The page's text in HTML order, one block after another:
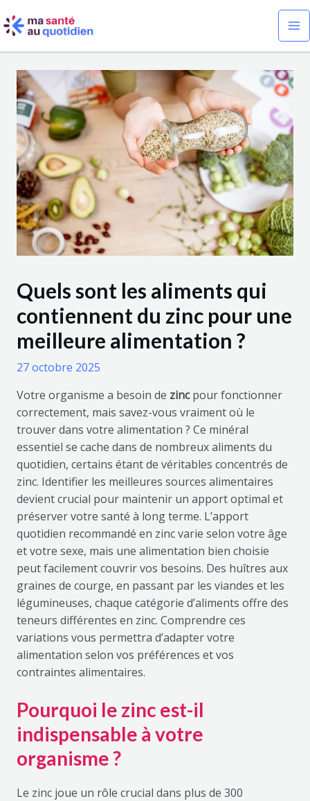
au
Quels sont les aliments qui
contiennent du zinc pour une
meilleure alimentation ?
27 octobre 2025
Votre organisme a besoin de zincpour fonctionner
correctement, mais savez-vous vraiment où le
trouver dans votre alimentation ? Ce minéral
essentiel se cache dans de nombreux aliments du
quotidien, certains étant de véritables concentrés de
zinc. Identifier les meilleures sources alimentaires
devient crucial pour maintenir un apport optimal et
préserver votre santé à long terme. L’apport
quotidien recommandé en zinc varie selon votre âge
et votre sexe, mais une alimentation bien choisie
peut facilement couvrir vos besoins. Des huîtres aux
graines de courge, en passant par les viandes et les
légumineuses, chaque catégorie d’aliments offre des
teneurs différentes en zinc. Comprendre ces
variations vous permettra d’adapter votre
alimentation selon vos préférences et vos
contraintes alimentaires.
Pourquoi le zinc est-il
indispensable à votre
organisme ?
Le zinc joue un rôle crucial dans plus de 300
des